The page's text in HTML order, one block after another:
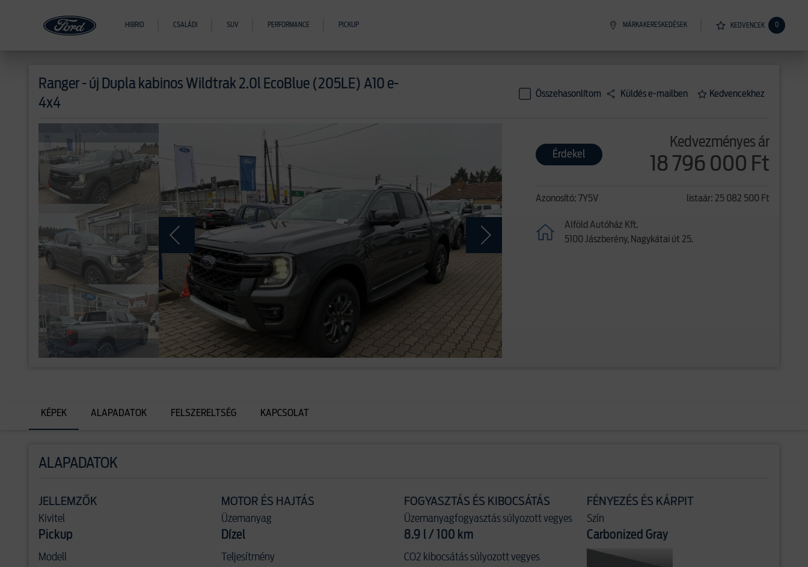
HIBRID CSALÁDI SUV PERFORMANCE PICKUP MÁRKAKERESKEDÉSEK KEDVENCEK 0
Ranger - új Dupla kabinos Wildtrak 2.0l EcoBlue (205LE) A10 e-
4x4
Összehasonlítom Küldés e-mailben Kedvencekhez
Érdekel
Kedvezményes ár
18 796 000 Ft
Azonosító: 7Y5V listaár: 25 082 500 Ft
Alföld Autóház Kft.
5100 Jászberény, Nagykátai út 25.
KÉPEK ALAPADATOK FELSZERELTSÉG KAPCSOLAT
ALAPADATOK
JELLEMZŐK
Kivitel
Pickup
Modell
MOTOR ÉS HAJTÁS
Üzemanyag
Dízel
Teljesítmény
FOGYASZTÁS ÉS KIBOCSÁTÁS
Üzemanyagfogyasztás súlyozott vegyes
8.9 l / 100 km
CO2 kibocsátás súlyozott vegyes
FÉNYEZÉS ÉS KÁRPIT
Szín
Carbonized Gray